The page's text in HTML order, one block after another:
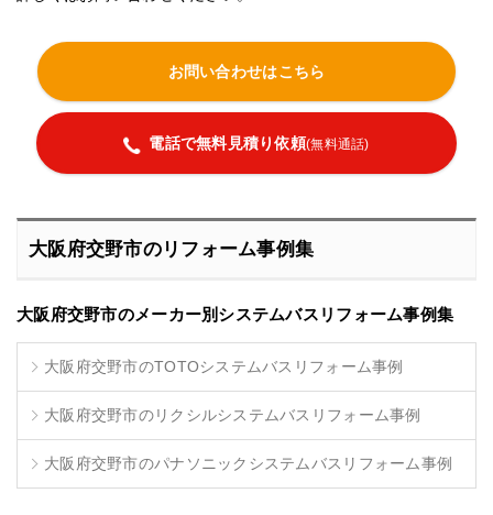
お問い合わせはこちら
電話で無料見積り依頼(無料通話)
大阪府交野市のリフォーム事例集
大阪府交野市のメーカー別システムバスリフォーム事例集
大阪府交野市のTOTOシステムバスリフォーム事例
大阪府交野市のリクシルシステムバスリフォーム事例
大阪府交野市のパナソニックシステムバスリフォーム事例